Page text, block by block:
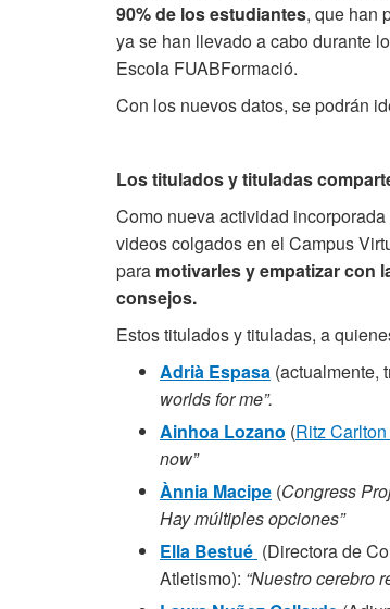
90% de los estudiantes, que han
ya se han llevado a cabo durante
Escola FUABFormació.
Con los nuevos datos, se podrán
Los titulados y tituladas
Como nueva actividad
videos colgados en el Campus
para motivarles y empatizar con
consejos.
Estos titulados y tituladas, a
Adrià Espasa (actualmente,
worlds for me”.
Ainhoa Lozano (Ritz
now”
Ànnia Macipe (Congress
Hay múltiples opciones”
Ella Bestué (Directora de
Atletismo): “Nuestro cerebro